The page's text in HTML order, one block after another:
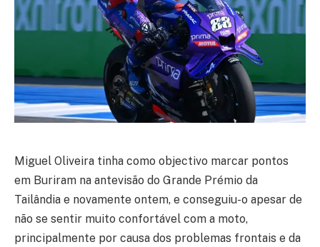
Miguel Oliveira tinha como objectivo marcar pontos
em Buriram na antevisão do Grande Prémio da
Tailândia e novamente ontem, e conseguiu-o apesar de
não se sentir muito confortável com a moto,
principalmente por causa dos problemas frontais e da